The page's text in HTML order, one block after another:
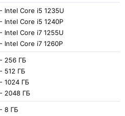
- Intel Core i5 1235U
- Intel Core i5 1240P
- Intel Core i7 1255U
- Intel Core i7 1260P
- 256 ГБ
- 512 ГБ
- 1024 ГБ
- 2048 ГБ
- 8 ГБ